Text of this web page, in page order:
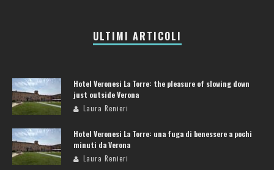
ULTIMI ARTICOLI
Hotel Veronesi La Torre: the pleasure of slowing down
just outside Verona
Laura Renieri
Hotel Veronesi La Torre: una fuga di benessere a pochi
minuti da Verona
Laura Renieri